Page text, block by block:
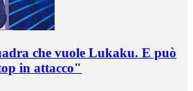
che vuole Lukaku. E può
in attacco"